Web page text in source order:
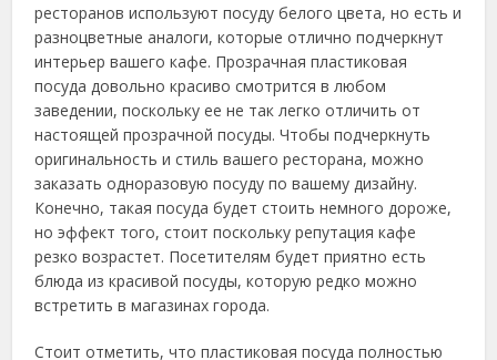
ресторанов используют посуду белого цвета, но есть и
разноцветные аналоги, которые отлично подчеркнут
интерьер вашего кафе. Прозрачная пластиковая
посуда довольно красиво смотрится в любом
заведении, поскольку ее не так легко отличить от
настоящей прозрачной посуды. Чтобы подчеркнуть
оригинальность и стиль вашего ресторана, можно
заказать одноразовую посуду по вашему дизайну.
Конечно, такая посуда будет стоить немного дороже,
но эффект того, стоит поскольку репутация кафе
резко возрастет. Посетителям будет приятно есть
блюда из красивой посуды, которую редко можно
встретить в магазинах города.
Стоит отметить, что пластиковая посуда полностью